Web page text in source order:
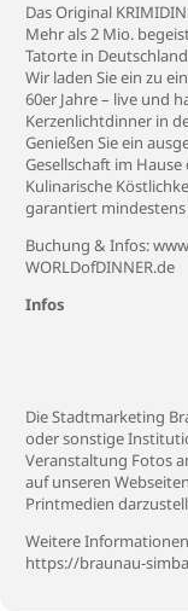
Das Original
Mehr als 2 Mio.
Tatorte in Deutschland
Wir laden Sie ein zu
60er Jahre – live und
Kerzenlichtdinner in
Genießen Sie ein
Gesellschaft im
Kulinarische
garantiert mindestens
Buchung & Infos:
WORLDofDINNER.de
Infos
Die Stadtmarketing
oder sonstige
Veranstaltung Fotos
auf unseren
Printmedien
Weitere
https://braunau-